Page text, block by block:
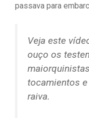
passava para
Veja este
ouço os
tocamientos
raiva.